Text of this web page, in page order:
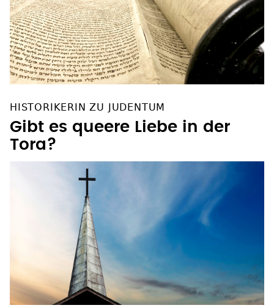
HISTORIKERIN ZU JUDENTUM
Gibt es queere Liebe in der
Tora?